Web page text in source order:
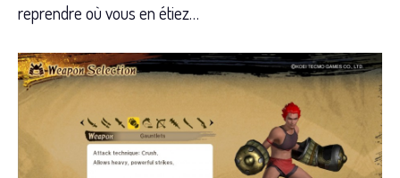
reprendre où vous en étiez…